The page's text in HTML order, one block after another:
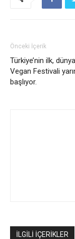
Önceki İçerik
Türkiye’nin ilk,
Vegan Festivali
başlıyor.
İLGİLİ İÇERİKLER